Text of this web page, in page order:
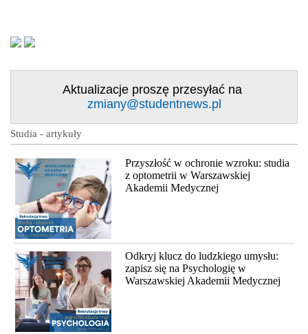
Aktualizacje proszę przesyłać na
zmiany@studentnews.pl
Studia - artykuły
Przyszłość w ochronie wzroku: studia
z optometrii w Warszawskiej
Akademii Medycznej
Odkryj klucz do ludzkiego umysłu:
zapisz się na Psychologię w
Warszawskiej Akademii Medycznej